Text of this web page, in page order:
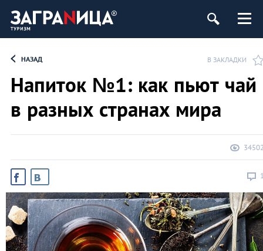
НАЗАД В ЗАКЛАДКИ
Напиток №1: как пьют чай
в разных странах мира